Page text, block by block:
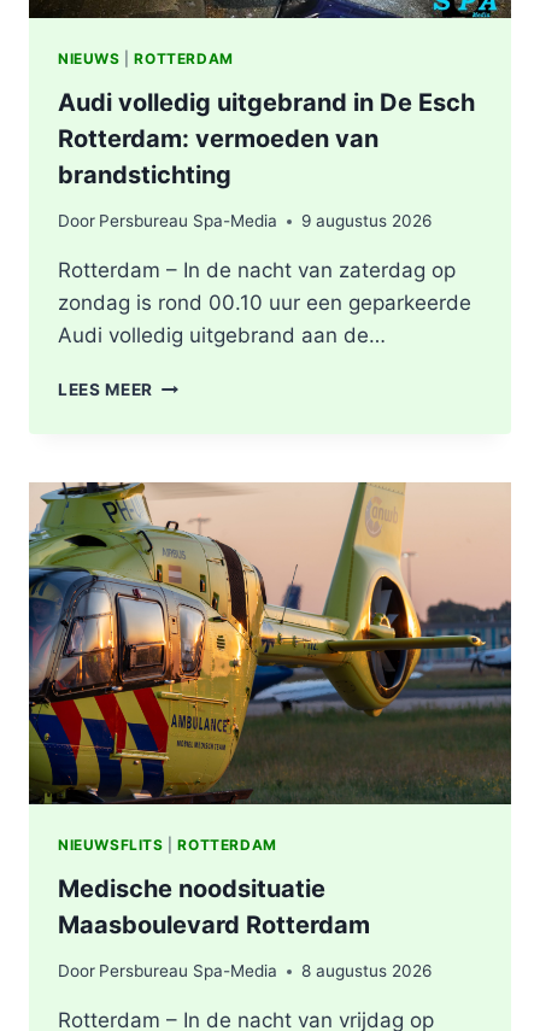
NIEUWS |ROTTERDAM
Audi volledig uitgebrand in De Esch
Rotterdam: vermoeden van
brandstichting
Door Persbureau Spa-Media 9 augustus 2026
Rotterdam – In de nacht van zaterdag op
zondag is rond 00.10 uur een geparkeerde
Audi volledig uitgebrand aan de…
LEES MEER AUDI
DE
ROTTERDAM:
VERMOEDEN
VAN
BRANDSTICHTING
NIEUWSFLITS |ROTTERDAM
Medische noodsituatie
Maasboulevard Rotterdam
Door Persbureau Spa-Media 8 augustus 2026
Rotterdam – In de nacht van vrijdag op